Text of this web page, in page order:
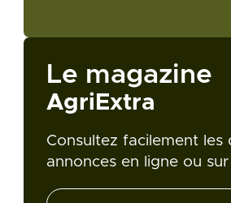
Le magazine
AgriExtra
Consultez facilement les
annonces en ligne ou